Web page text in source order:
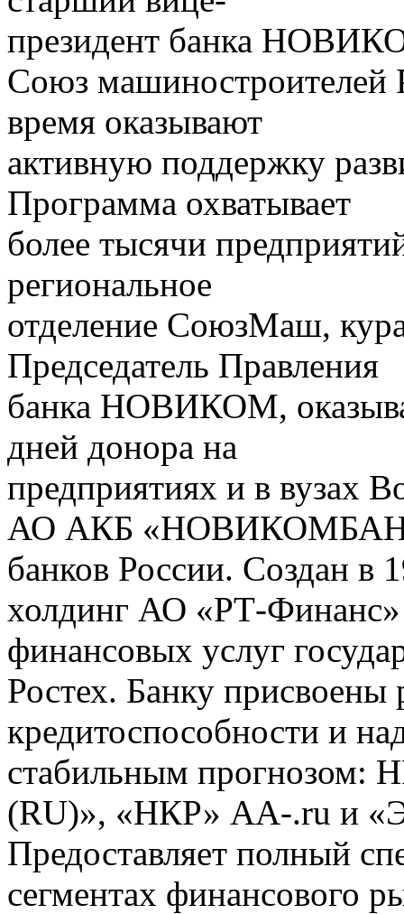
президент банка
Союз
время оказывают
активную поддержку
Программа охватывает
более тысячи
региональное
отделение СоюзМаш,
Председатель Правления
банка НОВИКОМ,
дней донора на
предприятиях и в вузах
АО АКБ
банков России. Создан в
холдинг АО «РТ-Финанс»
финансовых услуг
Ростех. Банку присвоены
кредитоспособности и
стабильным
(RU)», «НКР» АА-.ru и
Предоставляет полный
сегментах финансового